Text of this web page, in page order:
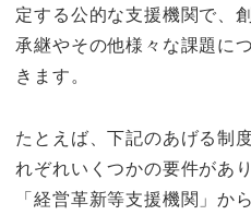
定する公的な支援機関で、
承継やその他様々な課題に
きます。
たとえば、下記のあげる制
れぞれいくつかの要件があ
「経営革新等支援機関」か